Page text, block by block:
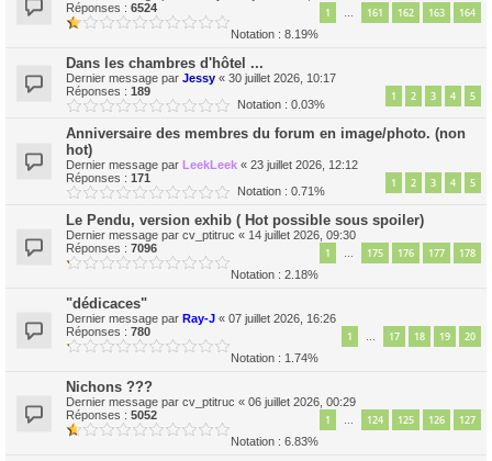
Réponses : 6524 1 … 161 162 163 164
Notation : 8.19%
Dans les chambres d'hôtel ...
Dernier message par Jessy « 30 juillet 2026, 10:17
Réponses : 189 1 2 3 4 5
Notation : 0.03%
Anniversaire des membres du forum en image/photo. (non
hot)
Dernier message par LeekLeek « 23 juillet 2026, 12:12
Réponses : 171 1 2 3 4 5
Notation : 0.71%
Le Pendu, version exhib ( Hot possible sous spoiler)
Dernier message par cv_ptitruc « 14 juillet 2026, 09:30
Réponses : 7096 1 … 175 176 177 178
Notation : 2.18%
"dédicaces"
Dernier message par Ray-J « 07 juillet 2026, 16:26
Réponses : 780 1 … 17 18 19 20
Notation : 1.74%
Nichons ???
Dernier message par cv_ptitruc « 06 juillet 2026, 00:29
Réponses : 5052 1 … 124 125 126 127
Notation : 6.83%